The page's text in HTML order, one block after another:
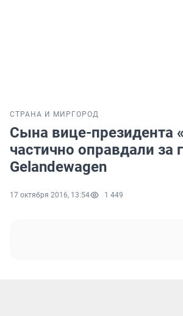
СТРАНА И МИР ГОРОД
Сына вице-президента
частично оправдали за
Gelandewagen
17 октября 2016, 13:54 1 449